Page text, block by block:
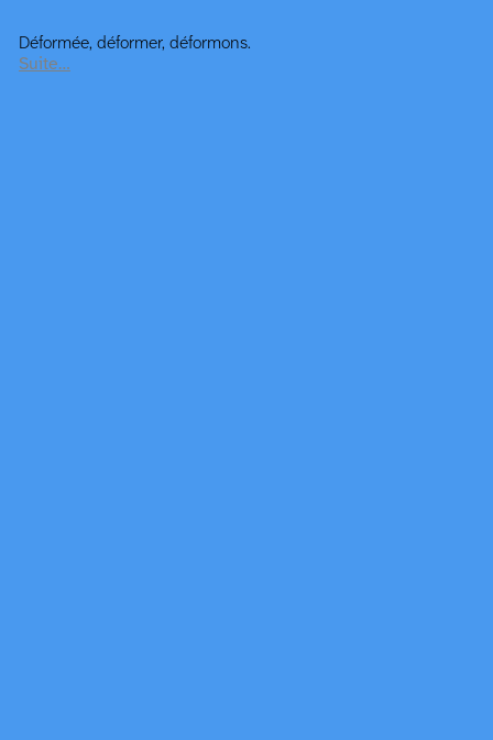
Déformée, déformer, déformons.
Suite…